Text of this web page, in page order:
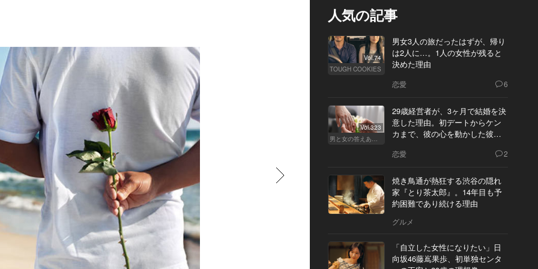
人気の記事
Vol.74
TOUGH COOKIES
男女3人の旅だったはずが、帰り
は2人に…。1人の女性が残ると
決めた理由
恋愛 6
Vol.323
男と女の答えあわせ【Q】
29歳経営者が、3ヶ月で結婚を決
意した理由。初デートからケン
カまで、彼の心を動かした彼女
恋愛 2
焼き鳥通が熱狂する渋谷の隠れ
家『とり茶太郎』。14年目も予
約困難であり続ける理由
グルメ
「自立した女性になりたい」日
向坂46藤嶌果歩、初単独センタ